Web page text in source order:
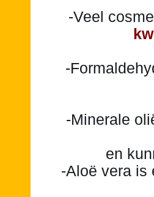
-Veel
-
-Minerale
en
-Aloë vera is